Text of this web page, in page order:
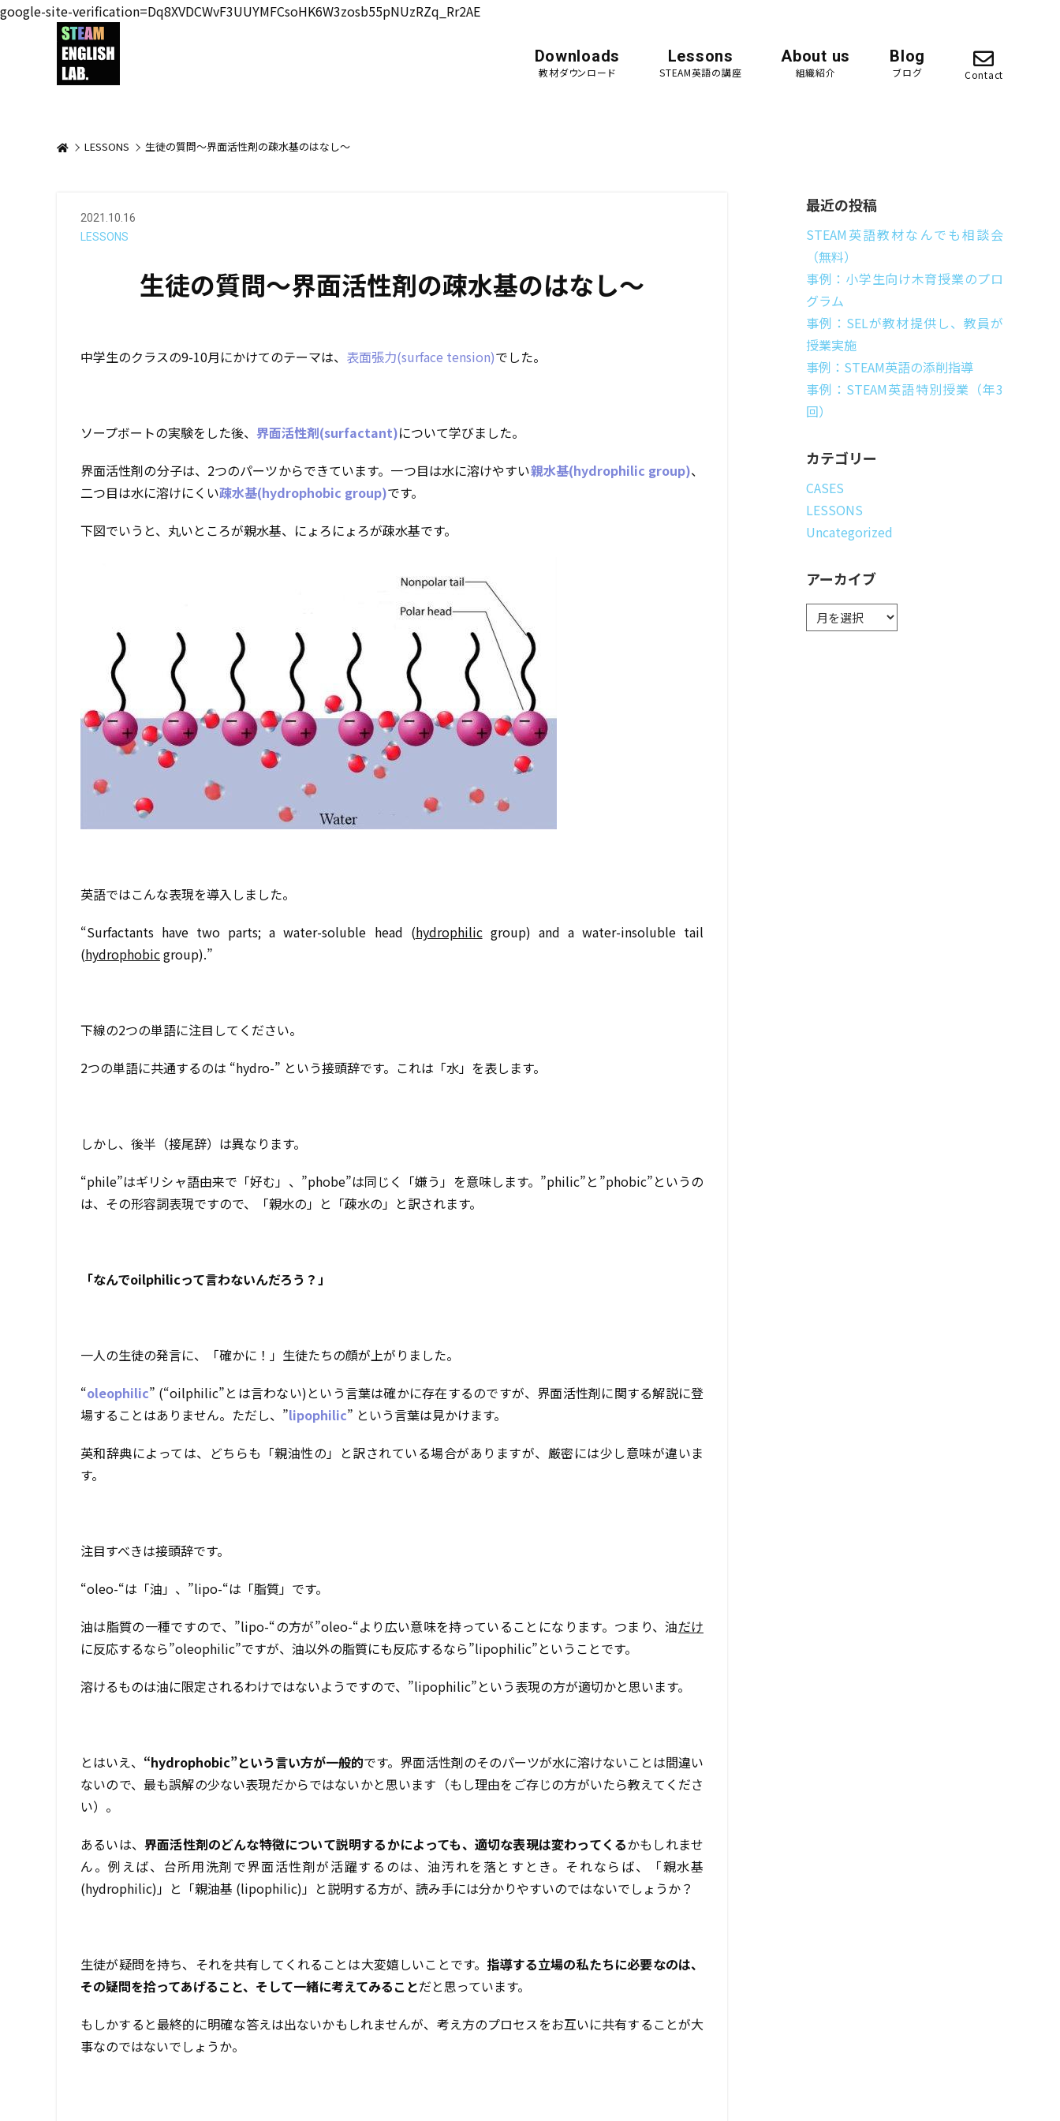
google-site-verification=Dq8XVDCWvF3UUYMFCsoHK6W3zosb55pNUzRZq_Rr2AE
Downloads
教材ダウンロード
Lessons
STEAM英語の講座
About us
組織紹介
Blog
ブログ Contact
LESSONS 生徒の質問～界面活性剤の疎水基のはなし～
2021.10.16
LESSONS
生徒の質問～界面活性剤の疎水基のはなし～
中学生のクラスの9-10月にかけてのテーマは、 表面張力(surface tension)でした。
ソープボートの実験をした後、 界面活性剤(surfactant)について学びました。
界面活性剤の分子は、2つのパーツからできています。一つ目は水に溶けやすい親水基(hydrophilic group)、
二つ目は水に溶けにくい疎水基(hydrophobic group)です。
下図でいうと、丸いところが親水基、にょろにょろが疎水基です。
英語ではこんな表現を導入しました。
“Surfactants have two parts; a water-soluble head (hydrophilicgroup) and a water-insoluble tail
(hydrophobicgroup).”
下線の2つの単語に注目してください。
2つの単語に共通するのは “hydro-” という接頭辞です。これは「水」を表します。
しかし、後半（接尾辞）は異なります。
“phile”はギリシャ語由来で「好む」、”phobe”は同じく「嫌う」を意味します。”philic”と”phobic”というの
は、その形容詞表現ですので、「親水の」と「疎水の」と訳されます。
「なんでoilphilicって言わないんだろう？」
一人の生徒の発言に、「確かに！」生徒たちの顔が上がりました。
“oleophilic” (“oilphilic”とは言わない)という言葉は確かに存在するのですが、界面活性剤に関する解説に登
場することはありません。ただし、”lipophilic” という言葉は見かけます。
英和辞典によっては、どちらも「親油性の」と訳されている場合がありますが、厳密には少し意味が違いま
す。
注目すべきは接頭辞です。
“oleo-“は「油」、”lipo-“は「脂質」です。
油は脂質の一種ですので、”lipo-“の方が”oleo-“より広い意味を持っていることになります。つまり、油だけ
に反応するなら”oleophilic”ですが、油以外の脂質にも反応するなら”lipophilic”ということです。
溶けるものは油に限定されるわけではないようですので、”lipophilic”という表現の方が適切かと思います。
とはいえ、 “hydrophobic”という言い方が一般的です。界面活性剤のそのパーツが水に溶けないことは間違い
ないので、最も誤解の少ない表現だからではないかと思います（もし理由をご存じの方がいたら教えてくださ
い）。
あるいは、 界面活性剤のどんな特徴について説明するかによっても、適切な表現は変わってくるかもしれませ
ん。例えば、台所用洗剤で界面活性剤が活躍するのは、油汚れを落とすとき。それならば、「親水基
(hydrophilic)」と「親油基 (lipophilic)」と説明する方が、読み手には分かりやすいのではないでしょうか？
生徒が疑問を持ち、それを共有してくれることは大変嬉しいことです。指導する立場の私たちに必要なのは、
その疑問を拾ってあげること、そして一緒に考えてみることだと思っています。
もしかすると最終的に明確な答えは出ないかもしれませんが、考え方のプロセスをお互いに共有することが大
事なのではないでしょうか。
最近の投稿
STEAM英語教材なんでも相談会
（無料）
事例：小学生向け木育授業のプロ
グラム
事例：SELが教材提供し、教員が
授業実施
事例：STEAM英語の添削指導
事例：STEAM英語特別授業（年3
回）
カテゴリー
CASES
LESSONS
Uncategorized
アーカイブ